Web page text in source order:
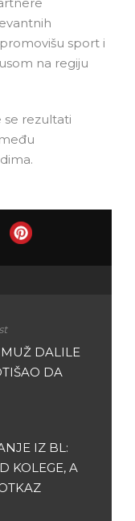
sport i
na regiju
se rezultati
DALILE
DA
IZ BL:
KOLEGE, A